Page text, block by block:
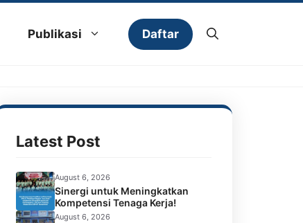
Publikasi Daftar
Latest Post
August 6, 2026
Sinergi untuk Meningkatkan
Kompetensi Tenaga Kerja!
August 6, 2026